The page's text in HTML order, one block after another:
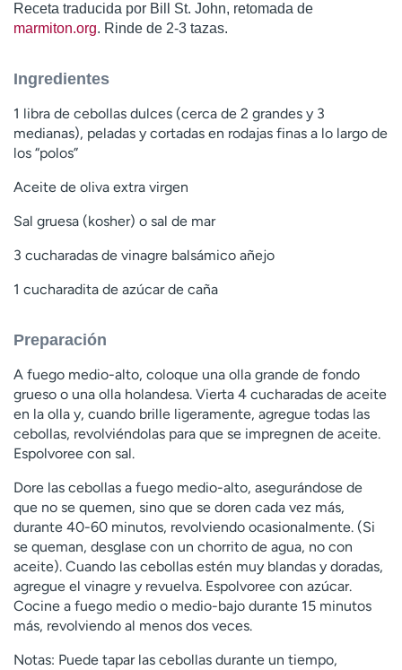
Receta traducida por Bill St. John, retomada de
marmiton.org. Rinde de 2-3 tazas.
Ingredientes
1 libra de cebollas dulces (cerca de 2 grandes y 3
medianas), peladas y cortadas en rodajas finas a lo largo de
los “polos”
Aceite de oliva extra virgen
Sal gruesa (kosher) o sal de mar
3 cucharadas de vinagre balsámico añejo
1 cucharadita de azúcar de caña
Preparación
A fuego medio-alto, coloque una olla grande de fondo
grueso o una olla holandesa. Vierta 4 cucharadas de aceite
en la olla y, cuando brille ligeramente, agregue todas las
cebollas, revolviéndolas para que se impregnen de aceite.
Espolvoree con sal.
Dore las cebollas a fuego medio-alto, asegurándose de
que no se quemen, sino que se doren cada vez más,
durante 40-60 minutos, revolviendo ocasionalmente. (Si
se queman, desglase con un chorrito de agua, no con
aceite). Cuando las cebollas estén muy blandas y doradas,
agregue el vinagre y revuelva. Espolvoree con azúcar.
Cocine a fuego medio o medio-bajo durante 15 minutos
más, revolviendo al menos dos veces.
Notas: Puede tapar las cebollas durante un tiempo,